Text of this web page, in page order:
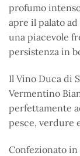
profumo
apre il palato
una piacevole
persistenza in
Il Vino Duca di
Vermentino
perfettamente
pesce, verdure
Confezionato in